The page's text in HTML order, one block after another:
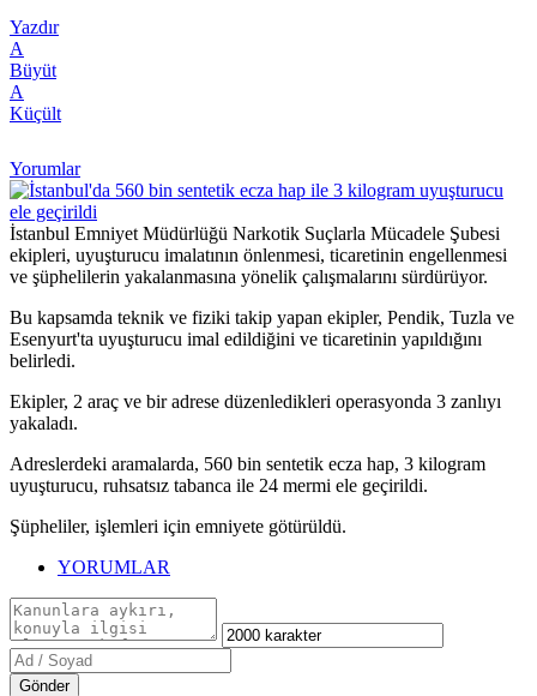
Yazdır
A
Büyüt
A
Küçült
Yorumlar
İstanbul Emniyet Müdürlüğü Narkotik Suçlarla Mücadele Şubesi
ekipleri, uyuşturucu imalatının önlenmesi, ticaretinin engellenmesi
ve şüphelilerin yakalanmasına yönelik çalışmalarını sürdürüyor.
Bu kapsamda teknik ve fiziki takip yapan ekipler, Pendik, Tuzla ve
Esenyurt'ta uyuşturucu imal edildiğini ve ticaretinin yapıldığını
belirledi.
Ekipler, 2 araç ve bir adrese düzenledikleri operasyonda 3 zanlıyı
yakaladı.
Adreslerdeki aramalarda, 560 bin sentetik ecza hap, 3 kilogram
uyuşturucu, ruhsatsız tabanca ile 24 mermi ele geçirildi.
Şüpheliler, işlemleri için emniyete götürüldü.
YORUMLAR
Gönder